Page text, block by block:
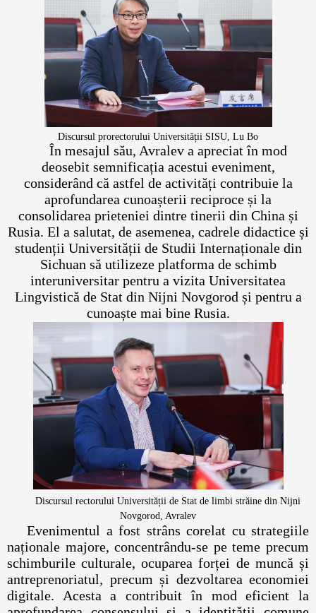
Discursul prorectorului Universității SISU, Lu Bo
În mesajul său, Avralev a apreciat în mod
deosebit semnificația acestui eveniment,
considerând că astfel de activități contribuie la
aprofundarea cunoașterii reciproce și la
consolidarea prieteniei dintre tinerii din China și
Rusia. El a salutat, de asemenea, cadrele didactice și
studenții Universității de Studii Internaționale din
Sichuan să utilizeze platforma de schimb
interuniversitar pentru a vizita Universitatea
Lingvistică de Stat din Nijni Novgorod și pentru a
cunoaște mai bine Rusia.
Discursul rectorului Universității de Stat de limbi străine din Nijni
Novgorod, Avralev
Evenimentul a fost strâns corelat cu strategiile
naționale majore, concentrându-se pe teme precum
schimburile culturale, ocuparea forței de muncă și
antreprenoriatul, precum și dezvoltarea economiei
digitale. Acesta a contribuit în mod eficient la